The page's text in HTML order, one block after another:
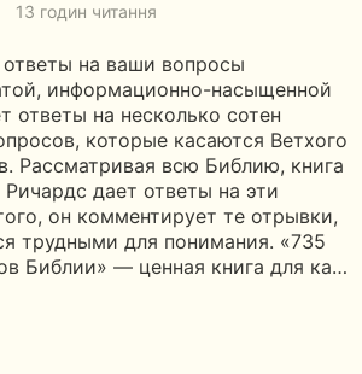
13 годин читання
на ваши вопросы
информационно-насыщенной
ответы на несколько сотен
которые касаются Ветхого
Рассматривая всю Библию, книга
дает ответы на эти
он комментирует те отрывки,
трудными для понимания. «735
Библии» — ценная книга для ка…